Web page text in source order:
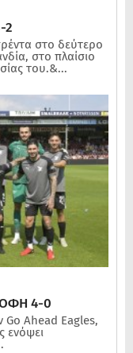
2
στο δεύτερο
στο πλαίσιο
του.&...
ΟΦΗ 4-0
Ahead Eagles,
ενόψει